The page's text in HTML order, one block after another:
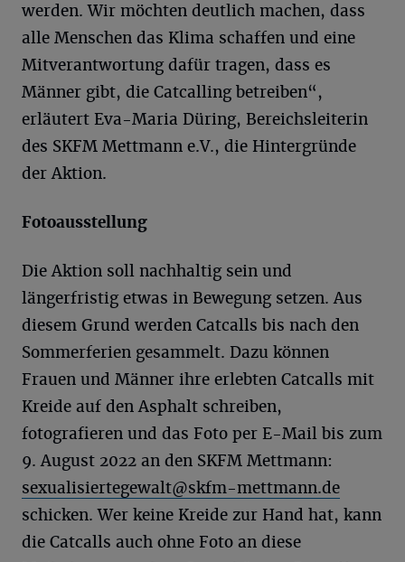
werden. Wir möchten deutlich machen, dass
alle Menschen das Klima schaffen und eine
Mitverantwortung dafür tragen, dass es
Männer gibt, die Catcalling betreiben“,
erläutert Eva-Maria Düring, Bereichsleiterin
des SKFM Mettmann e.V., die Hintergründe
der Aktion.
Fotoausstellung
Die Aktion soll nachhaltig sein und
längerfristig etwas in Bewegung setzen. Aus
diesem Grund werden Catcalls bis nach den
Sommerferien gesammelt. Dazu können
Frauen und Männer ihre erlebten Catcalls mit
Kreide auf den Asphalt schreiben,
fotografieren und das Foto per E-Mail bis zum
9. August 2022 an den SKFM Mettmann:
sexualisiertegewalt@skfm-mettmann.de
schicken. Wer keine Kreide zur Hand hat, kann
die Catcalls auch ohne Foto an diese